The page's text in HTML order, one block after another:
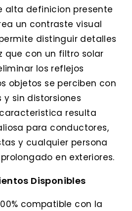
alta definicion presente
un contraste visual
distinguir detalles
que con un filtro solar
los reflejos
objetos se perciben con
y sin distorsiones
resulta
para conductores,
y cualquier persona
en exteriores.
Disponibles
compatible con la